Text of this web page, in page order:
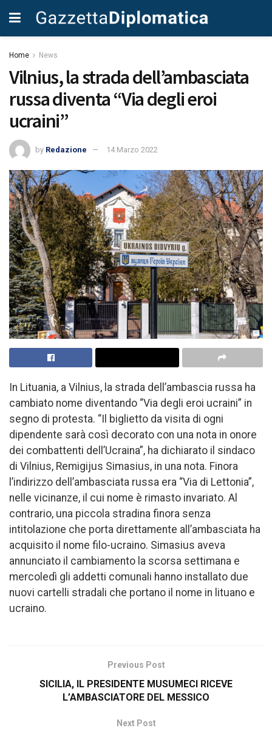
Home News
Vilnius, la strada dell’ambasciata
russa diventa “Via degli eroi
ucraini”
by Redazione 14 Marzo 2022
In Lituania, a Vilnius, la strada dell’ambascia russa ha
cambiato nome diventando “Via degli eroi ucraini” in
segno di protesta. “Il biglietto da visita di ogni
dipendente sarà così decorato con una nota in onore
dei combattenti dell’Ucraina”, ha dichiarato il sindaco
di Vilnius, Remigijus Simasius, in una nota. Finora
l’indirizzo dell’ambasciata russa era “Via di Lettonia”,
nelle vicinanze, il cui nome è rimasto invariato. Al
contrario, una piccola stradina finora senza
intitolazione che porta direttamente all’ambasciata ha
acquisito il nome filo-ucraino. Simasius aveva
annunciato il cambiamento la scorsa settimana e
mercoledì gli addetti comunali hanno installato due
nuovi cartelli stradali che portano il nome in lituano e
ucraino.
Previous Post
SICILIA, IL PRESIDENTE MUSUMECI RICEVE
L’AMBASCIATORE DEL MESSICO
Next Post